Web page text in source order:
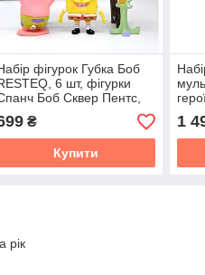
фігурок Губка Боб
6 шт, фігурки
Боб Сквер Пентс,
Sponge Bob
Pants
₴
Купити
1
рік